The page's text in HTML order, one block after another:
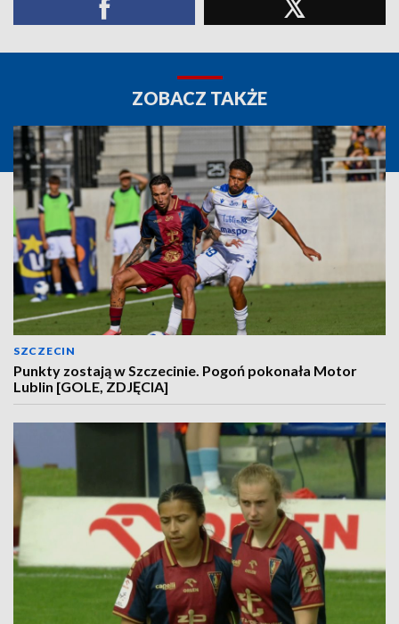
ZOBACZ TAKŻE
SZCZECIN
Punkty zostają w Szczecinie. Pogoń pokonała Motor
Lublin [GOLE, ZDJĘCIA]